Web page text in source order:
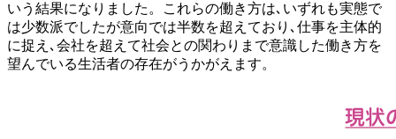
いう結果になりました。これらの働き方は､いずれも実態で
は少数派でしたが意向では半数を超えており､仕事を主体的
に捉え､会社を超えて社会との関わりまで意識した働き方を
望んでいる生活者の存在がうかがえます。